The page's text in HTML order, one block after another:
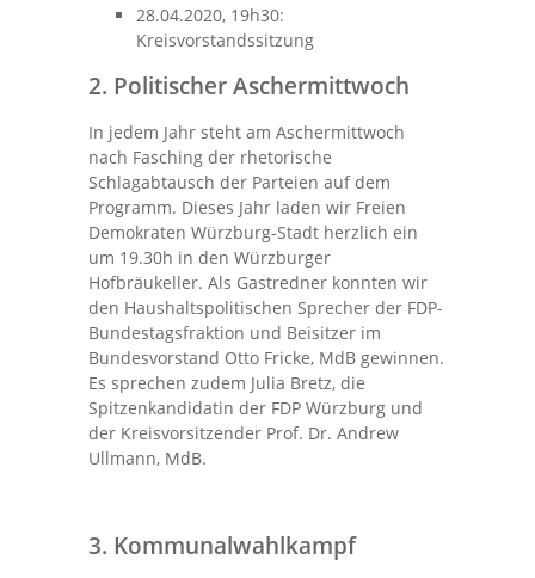
28.04.2020, 19h30:
Kreisvorstandssitzung
2. Politischer Aschermittwoch
In jedem Jahr steht am Aschermittwoch
nach Fasching der rhetorische
Schlagabtausch der Parteien auf dem
Programm. Dieses Jahr laden wir Freien
Demokraten Würzburg-Stadt herzlich ein
um 19.30h in den Würzburger
Hofbräukeller. Als Gastredner konnten wir
den Haushaltspolitischen Sprecher der FDP-
Bundestagsfraktion und Beisitzer im
Bundesvorstand Otto Fricke, MdB gewinnen.
Es sprechen zudem Julia Bretz, die
Spitzenkandidatin der FDP Würzburg und
der Kreisvorsitzender Prof. Dr. Andrew
Ullmann, MdB.
3. Kommunalwahlkampf